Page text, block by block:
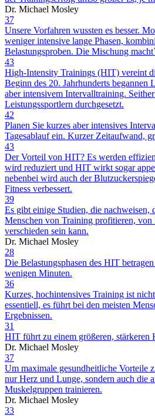
Dr. Michael Mosley
37
Unsere Vorfahren wussten es besser.
weniger intensive lange Phasen,
Belastungsproben. Die Mischung
43
High-Intensity Trainings (HIT) vereint
Beginn des 20. Jahrhunderts begannen
aber intensivem Intervalltraining.
Leistungssportlern durchgesetzt.
42
Planen Sie kurzes aber intensives
Tagesablauf ein. Kurzer Zeitaufwand,
43
Der Vorteil von HIT? Es werden
wird reduziert und HIT wirkt sogar
nebenbei wird auch der
Fitness verbessert.
39
Es gibt einige Studien, die nachweisen,
Menschen von Training profitieren, von
verschieden sein kann.
Dr. Michael Mosley
28
Die Belastungsphasen des HIT
wenigen Minuten.
36
Kurzes, hochintensives Training ist
essentiell, es führt bei den meisten
Ergebnissen.
31
HIT führt zu einem größeren, stärkeren
Dr. Michael Mosley
37
Um maximale gesundheitliche Vorteile
nur Herz und Lunge, sondern auch die
Muskelgruppen trainieren.
Dr. Michael Mosley
33